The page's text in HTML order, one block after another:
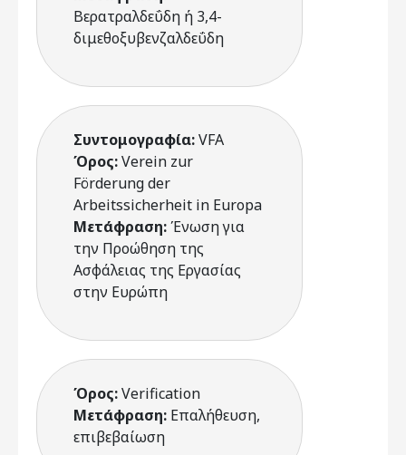
Βερατραλδεΰδη ή 3,4-
διμεθοξυβενζαλδεΰδη
Συντομογραφία:VFA
Όρος:Verein zur
Förderung der
Arbeitssicherheit in Europa
Μετάφραση:Ένωση για
την Προώθηση της
Ασφάλειας της Εργασίας
στην Ευρώπη
Όρος:Verification
Μετάφραση: Επαλήθευση,
επιβεβαίωση